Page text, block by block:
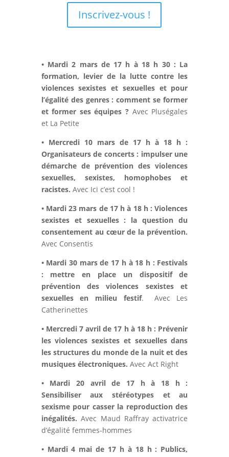
Inscrivez-vous !
• Mardi 2 mars de 17 h à 18 h 30 : La
formation, levier de la lutte contre les
violences sexistes et sexuelles et pour
l’égalité des genres : comment se former
et former ses équipes ? Avec Pluségales
et La Petite
• Mercredi 10 mars de 17 h à 18 h :
Organisateurs de concerts : impulser une
démarche de prévention des violences
sexuelles, sexistes, homophobes et
racistes. Avec Ici c’est cool !
• Mardi 23 mars de 17 h à 18 h : Violences
sexistes et sexuelles : la question du
consentement au cœur de la prévention.
Avec Consentis
• Mardi 30 mars de 17 h à 18 h : Festivals
: mettre en place un dispositif de
prévention des violences sexistes et
sexuelles en milieu festif. Avec Les
Catherinettes
• Mercredi 7 avril de 17 h à 18 h : Prévenir
les violences sexistes et sexuelles dans
les structures du monde de la nuit et des
musiques électroniques. Avec Act Right
• Mardi 20 avril de 17 h à 18 h :
Sensibiliser aux stéréotypes et au
sexisme pour casser la reproduction des
inégalités.Avec Maud Raffray activatrice
d’égalité femmes-hommes
• Mardi 4 mai de 17 h à 18 h : Publics,